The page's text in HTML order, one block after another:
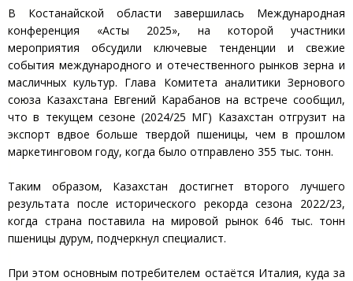
В Костанайской области завершилась Международная
конференция «Астық 2025», на которой участники
мероприятия обсудили ключевые тенденции и свежие
события международного и отечественного рынков зерна и
масличных культур. Глава Комитета аналитики Зернового
союза Казахстана Евгений Карабанов на встрече сообщил,
что в текущем сезоне (2024/25 МГ) Казахстан отгрузит на
экспорт вдвое больше твердой пшеницы, чем в прошлом
маркетинговом году, когда было отправлено 355 тыс. тонн.
Таким образом, Казахстан достигнет второго лучшего
результата после исторического рекорда сезона 2022/23,
когда страна поставила на мировой рынок 646 тыс. тонн
пшеницы дурум, подчеркнул специалист.
При этом основным потребителем остаётся Италия, куда за